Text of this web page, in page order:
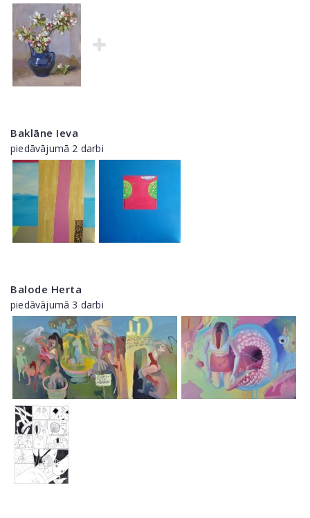
Baklāne Ieva
piedāvājumā 2 darbi
Balode Herta
piedāvājumā 3 darbi